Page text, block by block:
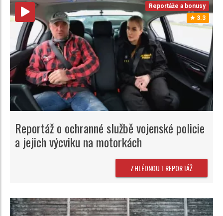
Reportáže a bonusy
3.3
Reportáž o ochranné službě vojenské policie
a jejich výcviku na motorkách
ZHLÉDNOUT REPORTÁŽ